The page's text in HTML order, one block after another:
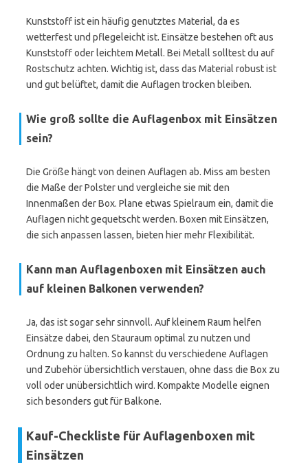
Kunststoff ist ein häufig genutztes Material, da es
wetterfest und pflegeleicht ist. Einsätze bestehen oft aus
Kunststoff oder leichtem Metall. Bei Metall solltest du auf
Rostschutz achten. Wichtig ist, dass das Material robust ist
und gut belüftet, damit die Auflagen trocken bleiben.
Wie groß sollte die Auflagenbox mit Einsätzen
sein?
Die Größe hängt von deinen Auflagen ab. Miss am besten
die Maße der Polster und vergleiche sie mit den
Innenmaßen der Box. Plane etwas Spielraum ein, damit die
Auflagen nicht gequetscht werden. Boxen mit Einsätzen,
die sich anpassen lassen, bieten hier mehr Flexibilität.
Kann man Auflagenboxen mit Einsätzen auch
auf kleinen Balkonen verwenden?
Ja, das ist sogar sehr sinnvoll. Auf kleinem Raum helfen
Einsätze dabei, den Stauraum optimal zu nutzen und
Ordnung zu halten. So kannst du verschiedene Auflagen
und Zubehör übersichtlich verstauen, ohne dass die Box zu
voll oder unübersichtlich wird. Kompakte Modelle eignen
sich besonders gut für Balkone.
Kauf-Checkliste für Auflagenboxen mit
Einsätzen